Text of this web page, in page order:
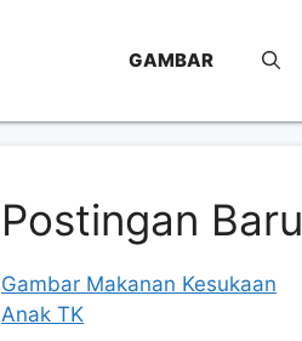
GAMBAR
Postingan Baru
Gambar Makanan Kesukaan
Anak TK